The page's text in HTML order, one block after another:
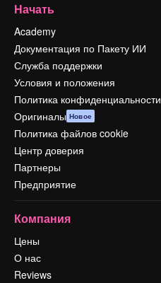
Начать
Academy
Документация по Пакету ИИ
Служба поддержки
Условия и положения
Политика конфиденциальности
Оригиналы Новое
Политика файлов cookie
Центр доверия
Партнеры
Предприятие
Компания
Цены
О нас
Reviews